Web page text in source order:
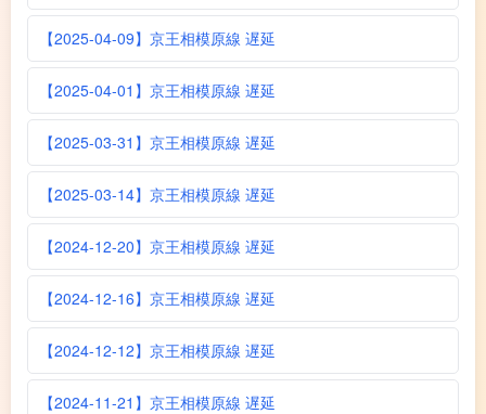
【2025-04-09】京王相模原線 遅延
【2025-04-01】京王相模原線 遅延
【2025-03-31】京王相模原線 遅延
【2025-03-14】京王相模原線 遅延
【2024-12-20】京王相模原線 遅延
【2024-12-16】京王相模原線 遅延
【2024-12-12】京王相模原線 遅延
【2024-11-21】京王相模原線 遅延